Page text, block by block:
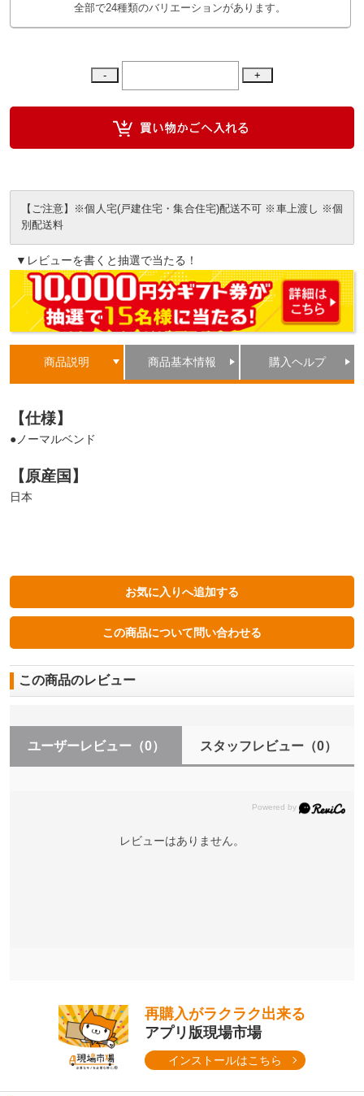
全部で24種類のバリエーションがあります。
【ご注意】※個人宅(戸建住宅・集合住宅)配送不可 ※車上渡し ※個
別配送料
▼レビューを書くと抽選で当たる！
商品説明 商品基本情報 購入ヘルプ
【仕様】
●ノーマルベンド
【原産国】
日本
この商品のレビュー
ユーザーレビュー （0） スタッフレビュー（0）
レビューはありません。
再購入がラクラク出来る
アプリ版現場市場
インストールはこちら